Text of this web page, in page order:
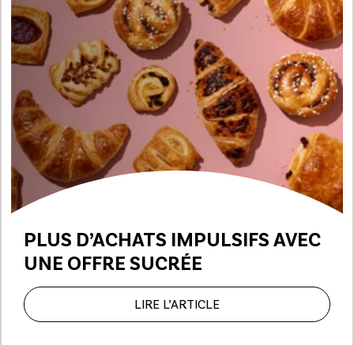
PLUS D’ACHATS IMPULSIFS AVEC
UNE OFFRE SUCRÉE
LIRE L’ARTICLE